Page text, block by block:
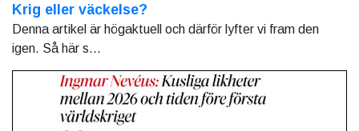
Krig eller väckelse?
Denna artikel är högaktuell och därför lyfter vi fram den
igen. Så här s...